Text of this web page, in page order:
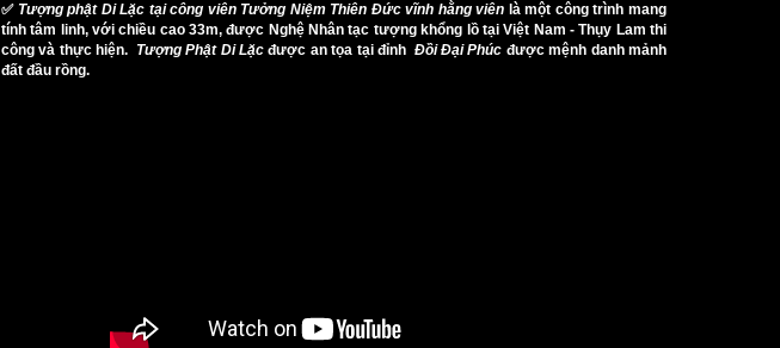
✅ Tượng phật Di Lặc tại công viên Tưởng Niệm Thiên Đức vĩnh hằng viên là một công trình mang
tính tâm linh, với chiều cao 33m, được Nghệ Nhân tạc tượng khổng lồ tại Việt Nam - Thụy Lam thi
công và thực hiện. Tượng Phật Di Lặc được an tọa tại đỉnh Đồi Đại Phúc được mệnh danh mảnh
đất đầu rồng.